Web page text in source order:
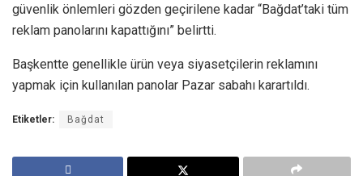
güvenlik önlemleri gözden geçirilene kadar “Bağdat’taki tüm
reklam panolarını kapattığını” belirtti.
Başkentte genellikle ürün veya siyasetçilerin reklamını
yapmak için kullanılan panolar Pazar sabahı karartıldı.
Etiketler: Bağdat